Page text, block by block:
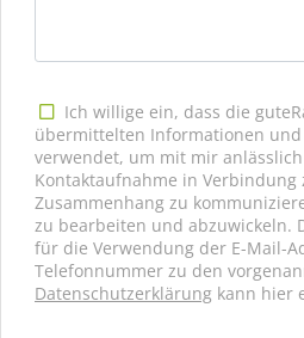
Ich willige ein, dass die
übermittelten Informationen
verwendet, um mit mir
Kontaktaufnahme in
Zusammenhang zu
zu bearbeiten und abzuwickeln.
für die Verwendung der E-Mail-
Telefonnummer zu den
Datenschutzerklärung kann hier